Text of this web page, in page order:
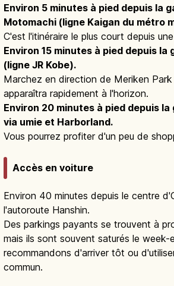
Environ 5 minutes à pied depuis la
Motomachi (ligne Kaigan du métro
C'est l'itinéraire le plus court depuis
Environ 15 minutes à pied depuis la
(ligne JR Kobe).
Marchez en direction de Meriken
apparaîtra rapidement à l'horizon.
Environ 20 minutes à pied depuis la
via umie et Harborland.
Vous pourrez profiter d'un peu de
Accès en voiture
Environ 40 minutes depuis le centre
l'autoroute Hanshin.
Des parkings payants se trouvent à
mais ils sont souvent saturés le week-
recommandons d'arriver tôt ou
commun.